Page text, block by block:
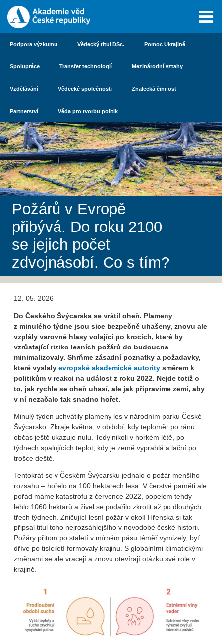
Podpora výzkumu Vědecký titul DSc. Pomoc Ukrajině
Spolupráce Transfer technologií Mezinárodní vztahy
Vzdělávání Vědecké společnosti Znalecká činnost
Partnerství Věda pro tvorbu politik
Požárů v Evropě
přibývá. Do roku 2100
se jejich počet
zdvojnásobí. Co s tím?
12. 05. 2026
Do Českého Švýcarska se vrátil oheň. Plameny
z minulého týdne jsou sice bezpečně uhašeny, znovu ale
vzplály varovné hlasy volající po krocích, které by
vzrůstající riziko lesních požárů do budoucna
minimalizovaly. Shrňme zásadní poznatky a požadavky,
které vyslaly evropské akademické autority směrem k
politikům v reakci na událost z roku 2022. Nejde totiž o
to, jak rychle se oheň uhasí, ale jak připravíme zemi, aby
v ní nezačalo tak snadno hořet.
Minulý týden uchvátily plameny les v národním parku České
Švýcarsko. Zkraje května, v období, kdy teploměr po ránu
občas ještě ukazuje nulu. Tedy nikoli v horkém létě, po
týdnech spalujících teplot, kdy je země vyprahlá a lační po
trošce deště.
Tentokrát se v Českém Švýcarsku jednalo o požár menšího
rozsahu – hořelo na 100 hektarech lesa. V čerstvé paměti ale
pořád máme katastrofu z července 2022, popelem tehdy
lehlo 1060 hektarů a živel se podařilo zkrotit až po dlouhých
třech týdnech. Zničující lesní požár v okolí Hřenska si tak
připsal titul toho nejrozsáhlejšího v novodobé české historii.
Požáry přitom po staletí v mírném pásu téměř vymizely, byť
dříve po tisíciletí formovaly krajinu. S globálními klimatickými
změnami se ale vracejí a znovu otevírají otázku své role v
krajině.